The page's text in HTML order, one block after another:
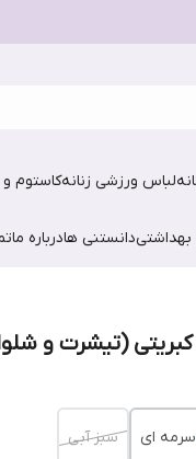
لباس ورزشی زنانهکاستوم
بهداشتیدانستنی هادرباره ما
(تیشرت و
سرمه ای سبز آبی